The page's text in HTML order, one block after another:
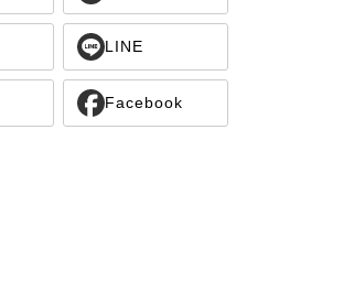
LINE
Facebook